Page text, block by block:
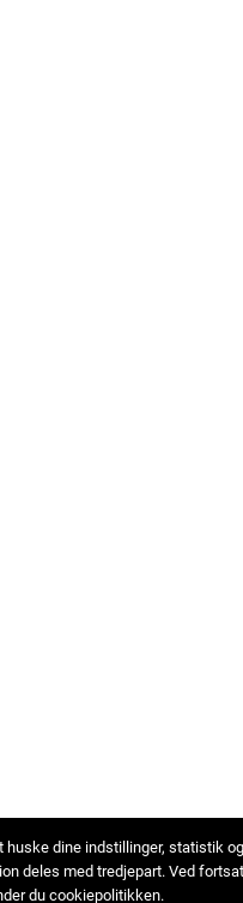
dine indstillinger, statistik
deles med tredjepart. Ved
du cookiepolitikken.